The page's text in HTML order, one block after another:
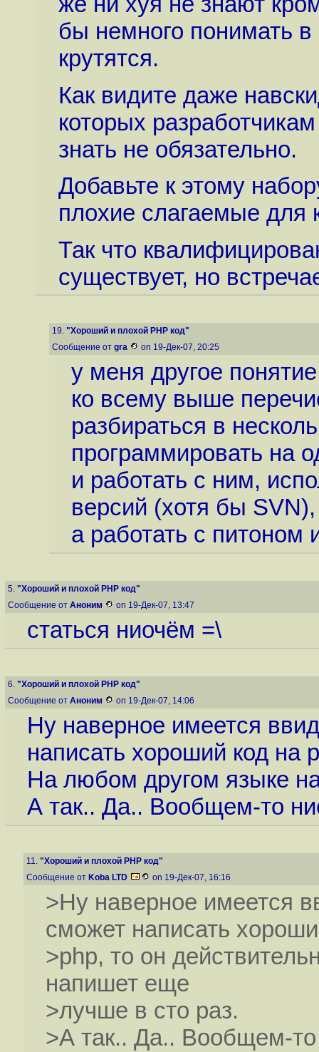
бы немного понимать в
крутятся.
Как видите даже
которых
знать не обязательно.
Добавьте к этому
плохие слагаемые для
Так что
существует, но
19. "Хороший и плохой PHP код"
Сообщение от gra on 19-Дек-07, 20:25
у меня другое
ко всему выше
разбираться в
программировать на
и работать с ним,
версий (хотя бы
а работать с питоном
5. "Хороший и плохой PHP код"
Сообщение от Аноним on 19-Дек-07, 13:47
статься ниочём =\
6. "Хороший и плохой PHP код"
Сообщение от Аноним on 19-Дек-07, 14:06
Ну наверное имеется
написать хороший код на
На любом другом языке
А так.. Да.. Вообщем-то
11. "Хороший и плохой PHP код"
Сообщение от Koba LTD on 19-Дек-07, 16:16
>Ну наверное имеется
сможет написать
>php, то он
напишет еще
>лучше в сто раз.
>А так.. Да.. Вообщем-